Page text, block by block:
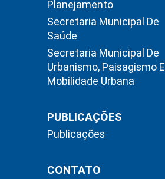
Planejamento
Secretaria Municipal De
Saúde
Secretaria Municipal De
Urbanismo, Paisagismo E
Mobilidade Urbana
PUBLICAÇÕES
Publicações
CONTATO